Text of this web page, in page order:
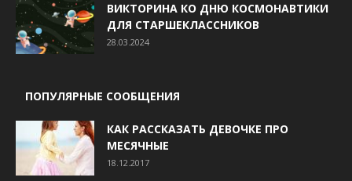
ВИКТОРИНА КО ДНЮ КОСМОНАВТИКИ
ДЛЯ СТАРШЕКЛАССНИКОВ
28.03.2024
ПОПУЛЯРНЫЕ СООБЩЕНИЯ
КАК РАССКАЗАТЬ ДЕВОЧКЕ ПРО
МЕСЯЧНЫЕ
18.12.2017